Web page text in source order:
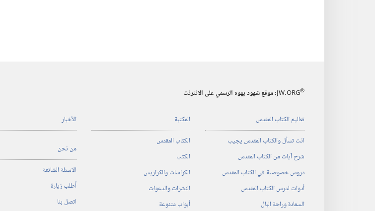
JW.ORG® :‏ موقع شهود يهوه الرسمي على الانترنت
تعاليم الكتاب المقدس
انت تسأل والكتاب المقدس يجيب
شرح آيات من الكتاب المقدس
دروس خصوصية في الكتاب المقدس
أدوات لدرس الكتاب المقدس
السعادة وراحة البال
المكتبة
الكتاب المقدس
الكتب
الكراسات والكراريس
النشرات والدعوات
أبواب متنوعة
الأخبار
من نحن
الاسئلة الشائعة
أُطلب زيارة
اتصل بنا